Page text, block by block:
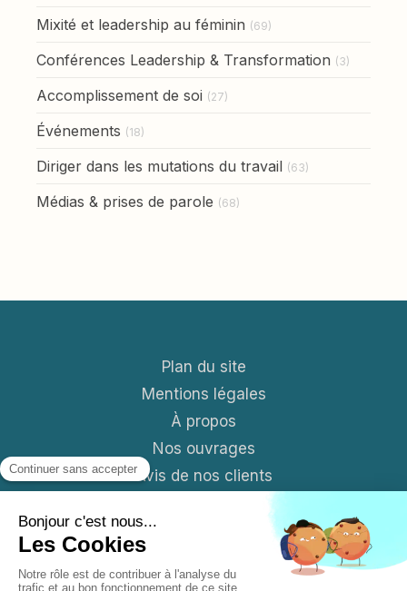
Mixité et leadership au féminin (69)
Conférences Leadership & Transformation (3)
Accomplissement de soi (27)
Événements (18)
Diriger dans les mutations du travail (63)
Médias & prises de parole (68)
Plan du site
Mentions légales
À propos
Nos ouvrages
Avis de nos clients
S'abonner aux News mensuelles